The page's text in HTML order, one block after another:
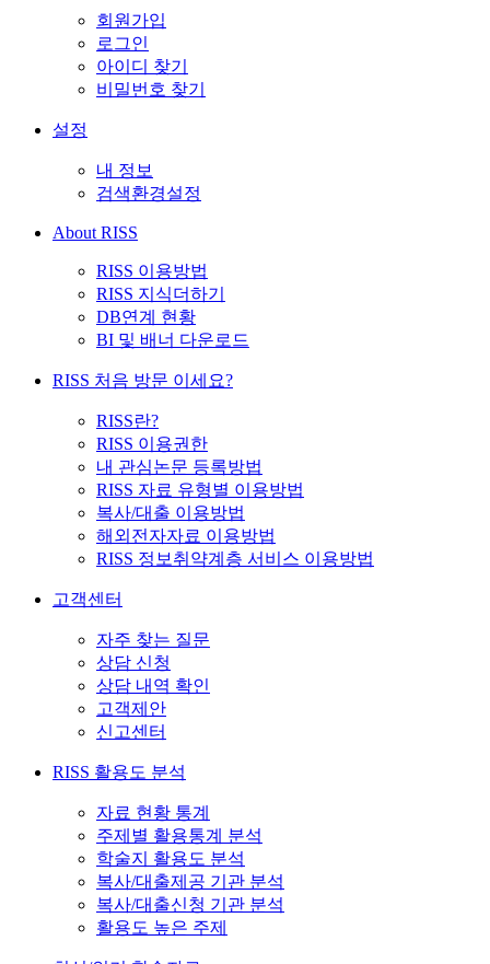
회원가입
로그인
아이디 찾기
비밀번호 찾기
설정
내 정보
검색환경설정
About RISS
RISS 이용방법
RISS 지식더하기
DB연계 현황
BI 및 배너 다운로드
RISS 처음 방문 이세요?
RISS란?
RISS 이용권한
내 관심논문 등록방법
RISS 자료 유형별 이용방법
복사/대출 이용방법
해외전자자료 이용방법
RISS 정보취약계층 서비스 이용방법
고객센터
자주 찾는 질문
상담 신청
상담 내역 확인
고객제안
신고센터
RISS 활용도 분석
자료 현황 통계
주제별 활용통계 분석
학술지 활용도 분석
복사/대출제공 기관 분석
복사/대출신청 기관 분석
활용도 높은 주제